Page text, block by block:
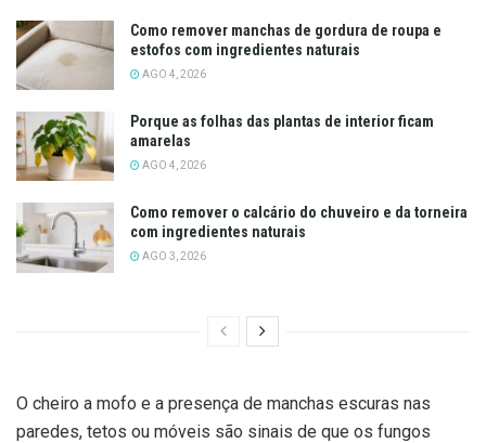
Como remover manchas de gordura de roupa e
estofos com ingredientes naturais
AGO 4, 2026
Porque as folhas das plantas de interior ficam
amarelas
AGO 4, 2026
Como remover o calcário do chuveiro e da torneira
com ingredientes naturais
AGO 3, 2026
O cheiro a mofo e a presença de manchas escuras nas
paredes, tetos ou móveis são sinais de que os fungos